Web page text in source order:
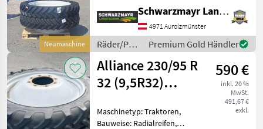
Neumaschine
Bauweise: Radialreifen,
Räder, Felgen Nr. 65487 1
Paar Zwilli
Schwarzmayr Landtechnik GmbH - Aurolzmünster
4971 Aurolzmünster
Räder/Pneu/Felgen
/ Trinker
Premium Gold Händler
Alliance 230/95 R
32 (9,5R32)
590 €
inkl. 20 %
MwSt.
491,67 €
exkl.
Maschinetyp: Traktoren,
Bauweise: Radialreifen,